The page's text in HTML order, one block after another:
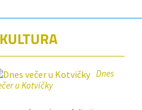
KULTURA
Dnes
u Kotvičky